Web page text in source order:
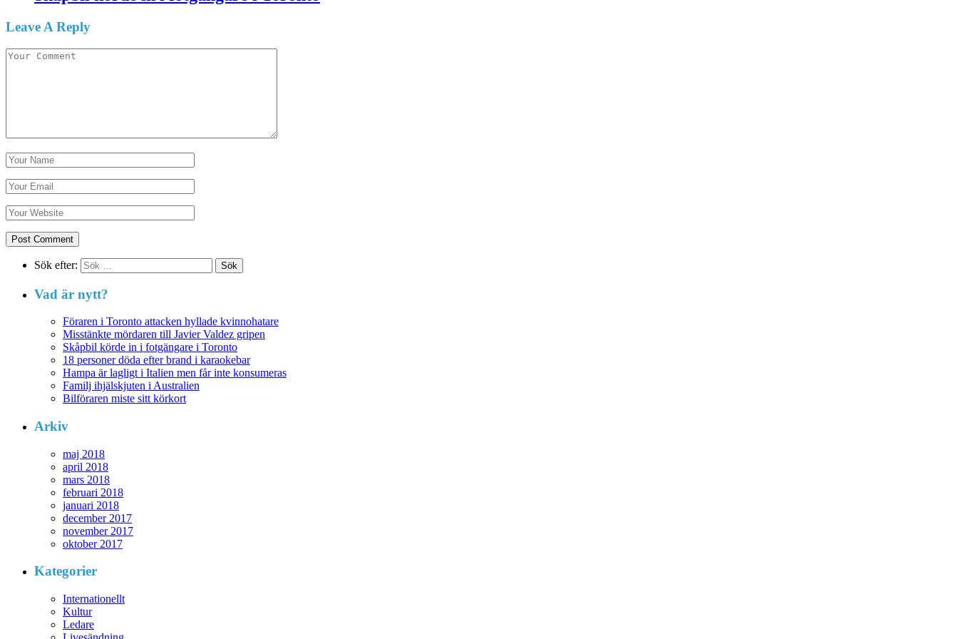
Leave A Reply
Sök efter:
Vad är nytt?
Föraren i Toronto attacken hyllade kvinnohatare
Misstänkte mördaren till Javier Valdez gripen
Skåpbil körde in i fotgängare i Toronto
18 personer döda efter brand i karaokebar
Hampa är lagligt i Italien men får inte konsumeras
Familj ihjälskjuten i Australien
Bilföraren miste sitt körkort
Arkiv
maj 2018
april 2018
mars 2018
februari 2018
januari 2018
december 2017
november 2017
oktober 2017
Kategorier
Internationellt
Kultur
Ledare